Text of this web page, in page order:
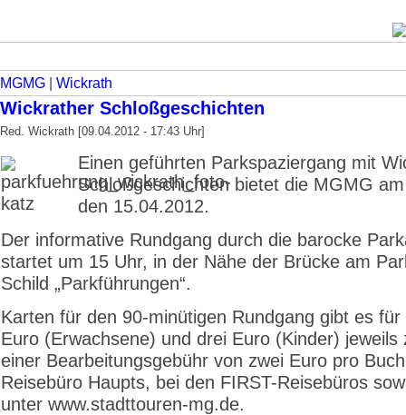
MGMG Wickrath
Wickrather Schloßgeschichten
Red. Wickrath [09.04.2012 - 17:43 Uhr]
Einen geführten Park­spaziergang mit
Schloßgeschichten bietet die MGMG
den 15.04.2012.
Der informative Rundgang durch die barocke
startet um 15 Uhr, in der Nähe der Brücke am
Schild „Parkführungen“.
Karten für den 90-minütigen Rundgang gibt es für
Euro (Erwachsene) und drei Euro (Kinder) jeweils
einer Bearbeitungsgebühr von zwei Euro pro
Reisebüro Haupts, bei den FIRST-Reisebüros
unter www.stadttouren-mg.de.